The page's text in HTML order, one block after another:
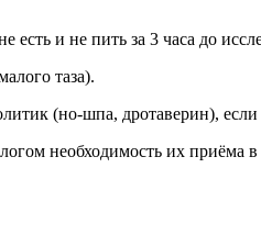
и не пить за 3 часа до
таза).
(но-шпа, дротаверин), если
необходимость их приёма